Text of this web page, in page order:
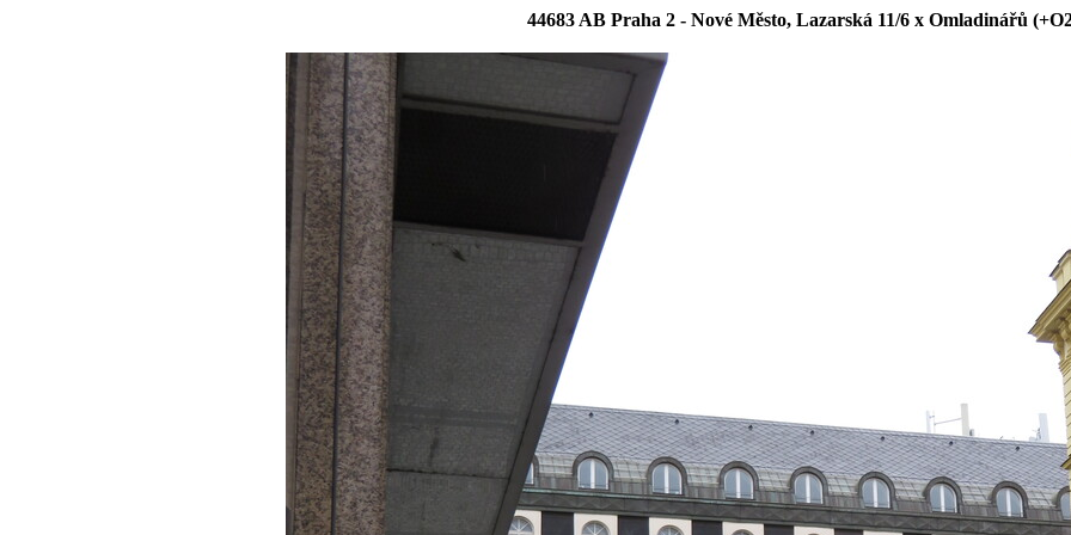
44683 AB Praha 2 - Nové Město, Lazarská 11/6 x Omladinářů